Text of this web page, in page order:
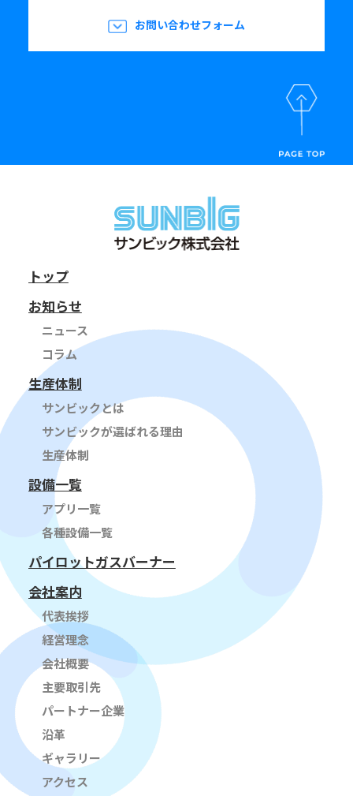
お問い合わせフォーム
トップ
お知らせ
ニュース
コラム
生産体制
サンビックとは
サンビックが選ばれる理由
生産体制
設備一覧
アプリ一覧
各種設備一覧
パイロットガスバーナー
会社案内
代表挨拶
経営理念
会社概要
主要取引先
パートナー企業
沿革
ギャラリー
アクセス